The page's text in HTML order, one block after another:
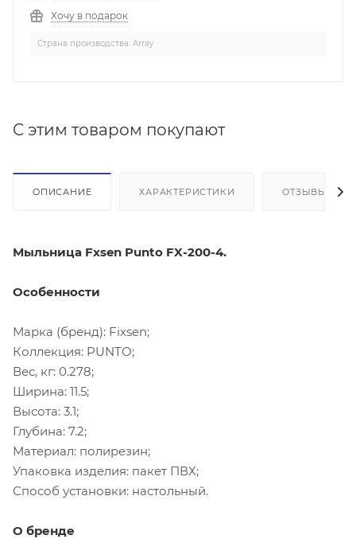
Хочу в подарок
Страна производства: Array
C этим товаром покупают
ОПИСАНИЕ ХАРАКТЕРИСТИКИ ОТЗЫВЫ
Мыльница Fxsen Punto FX-200-4.
Особенности
Марка (бренд): Fixsen;
Коллекция: PUNTO;
Вес, кг: 0.278;
Ширина: 11.5;
Высота: 3.1;
Глубина: 7.2;
Материал: полирезин;
Упаковка изделия: пакет ПВХ;
Способ установки: настольный.
О бренде